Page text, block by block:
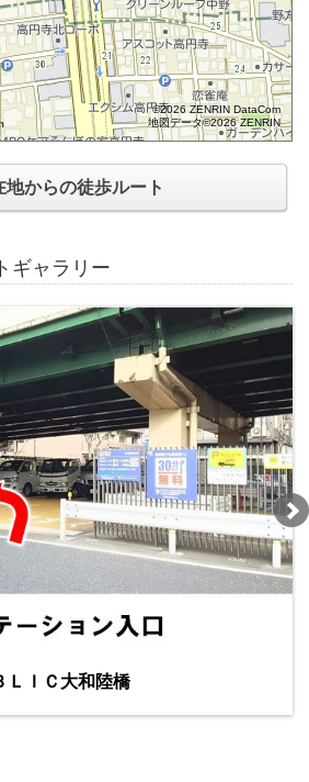
©2026 ZENRIN DataCom
地図データ©2026 ZENRIN
地からの徒歩ルート
ギャラリー
ＩＣ大和陸橋